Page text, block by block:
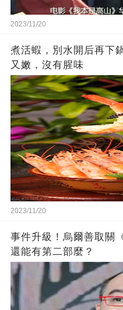
2023/11/20
煮活蝦，別水開后再下
又嫩，沒有腥味
2023/11/20
事件升級！烏爾善取關
還能有第二部麼？